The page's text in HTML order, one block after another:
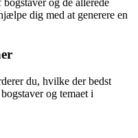
og de allerede
dig med at generere en
du, hvilke der bedst
og temaet i